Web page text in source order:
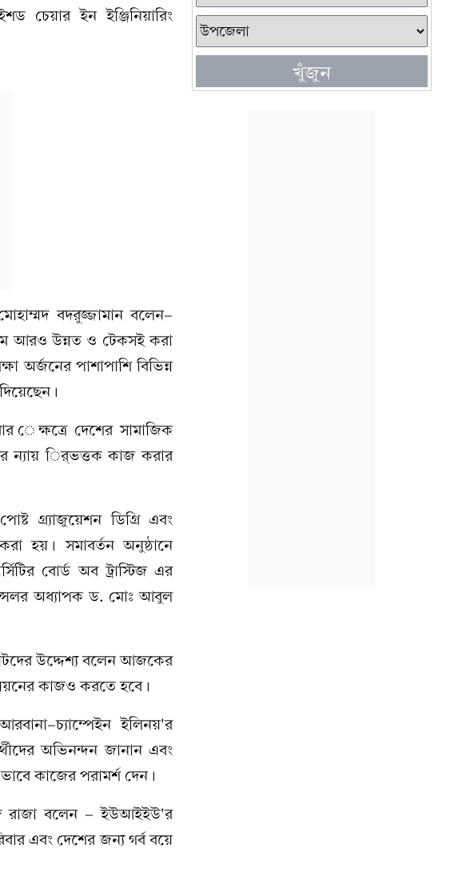
চেয়ার ইন ইঞ্জিনিয়ারিং
বদরুজ্জামান বলেন-
আরও উন্নত ও টেকসই করা
অর্জনের পাশাপাশি বিভিন্ন
েক্ষত্রে দেশের সামাজিক
ন্যায় র্িভত্তক কাজ করার
গ্র্যাজুয়েশন ডিগ্রি এবং
হয়। সমাবর্তন অনুষ্ঠানে
বোর্ড অব ট্রাস্টিজ এর
অধ্যাপক ড. মোঃ আবুল
উদ্দেশ্য বলেন আজকের
কাজও করতে হবে।
আরবানা-চ্যাম্পেইন ইলিনয়'র
অভিনন্দন জানান এবং
কাজের পরামর্শ দেন।
রাজা বলেন - ইউআইইউ'র
এবং দেশের জন্য গর্ব বয়ে
খুঁজুন